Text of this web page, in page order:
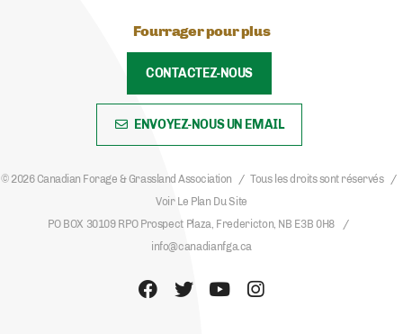
Fourrager pour plus
CONTACTEZ-NOUS
ENVOYEZ-NOUS UN EMAIL
© 2026 Canadian Forage & Grassland Association
Tous les droits sont réservés
Voir Le Plan Du Site
PO BOX 30109 RPO Prospect Plaza, Fredericton, NB E3B 0H8
info@canadianfga.ca